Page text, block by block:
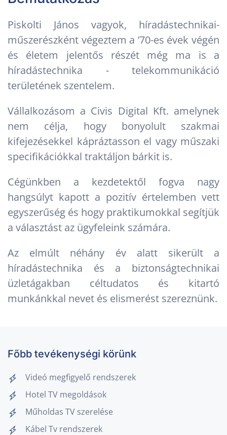
Piskolti János vagyok, híradástechnikai-
műszerészként végeztem a ’70-es évek végén
és életem jelentős részét még ma is a
híradástechnika - telekommunikáció
területének szentelem.
Vállalkozásom a Civis Digital Kft. amelynek
nem célja, hogy bonyolult szakmai
kifejezésekkel kápráztasson el vagy műszaki
specifikációkkal traktáljon bárkit is.
Cégünkben a kezdetektől fogva nagy
hangsúlyt kapott a pozitív értelemben vett
egyszerűség és hogy praktikumokkal segítjük
a választást az ügyfeleink számára.
Az elmúlt néhány év alatt sikerült a
híradástechnika és a biztonságtechnikai
üzletágakban céltudatos és kitartó
munkánkkal nevet és elismerést szereznünk.
Főbb tevékenységi körünk
Videó megfigyelő rendszerek
Hotel TV megoldások
Műholdas TV szerelése
Kábel Tv rendszerek